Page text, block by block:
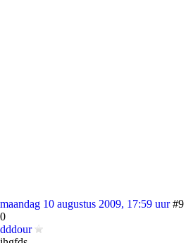
maandag 10 augustus 2009, 17:59 uur #9
0
dddour